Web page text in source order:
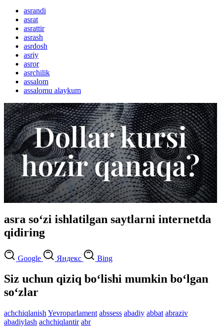
asrandi
asrat
asrattir
asrash
asrdosh
asriy
asror
asrchilik
assalom
assalomu alaykum
asra so‘zi ishlatilgan saytlarni internetda
qidiring
Google Яндекс Bing
Siz uchun qiziq bo‘lishi mumkin bo‘lgan
so‘zlar
achchiqlanish Yevroparlament abssess abadiy abbat abraziv
abadiylash achchiqlantir abr